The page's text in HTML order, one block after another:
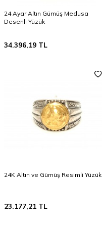
24 Ayar Altın Gümüş Medusa
Desenli Yüzük
34.396,19 TL
24K Altın ve Gümüş Resimli Yüzük
23.177,21 TL